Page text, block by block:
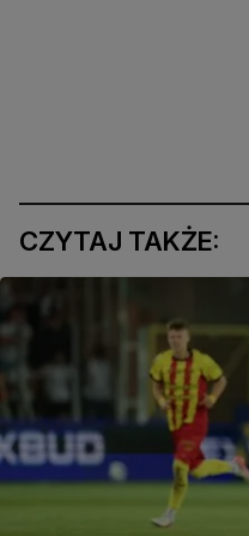
CZYTAJ TAKŻE: